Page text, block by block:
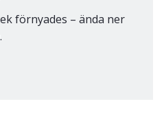
förnyades – ända ner